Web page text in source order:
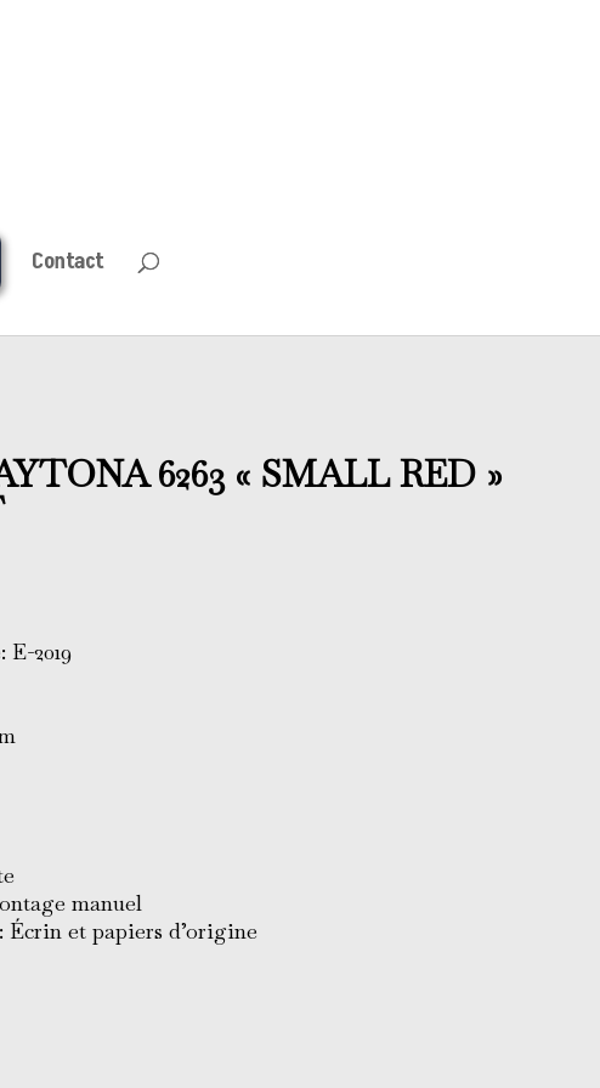
Contact
6263 « SMALL RED »
2019
manuel
et papiers d’origine